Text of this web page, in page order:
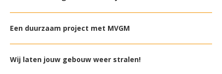
Een duurzaam project met MVGM
Wij laten jouw gebouw weer stralen!